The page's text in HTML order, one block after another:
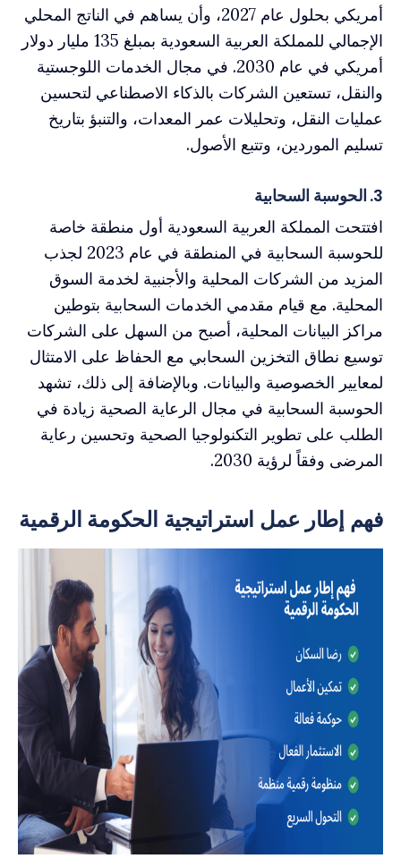
أمريكي بحلول عام 2027، وأن يساهم في الناتج المحلي
الإجمالي للمملكة العربية السعودية بمبلغ 135 مليار دولار
أمريكي في عام 2030. في مجال الخدمات اللوجستية
والنقل، تستعين الشركات بالذكاء الاصطناعي لتحسين
عمليات النقل، وتحليلات عمر المعدات، والتنبؤ بتاريخ
تسليم الموردين، وتتبع الأصول.
3. الحوسبة السحابية
افتتحت المملكة العربية السعودية أول منطقة خاصة
للحوسبة السحابية في المنطقة في عام 2023 لجذب
المزيد من الشركات المحلية والأجنبية لخدمة السوق
المحلية. مع قيام مقدمي الخدمات السحابية بتوطين
مراكز البيانات المحلية، أصبح من السهل على الشركات
توسيع نطاق التخزين السحابي مع الحفاظ على الامتثال
لمعايير الخصوصية والبيانات. وبالإضافة إلى ذلك، تشهد
الحوسبة السحابية في مجال الرعاية الصحية زيادة في
الطلب على تطوير التكنولوجيا الصحية وتحسين رعاية
المرضى وفقاً لرؤية 2030.
فهم إطار عمل استراتيجية الحكومة الرقمية